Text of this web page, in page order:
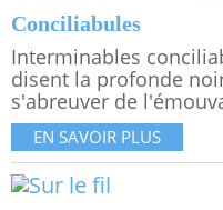
Conciliabules
Interminables
disent la profonde
s'abreuver de
EN SAVOIR PLUS